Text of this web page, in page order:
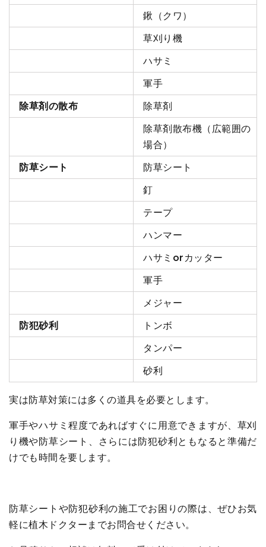
鍬（クワ）
草刈り機
ハサミ
軍手
除草剤の散布
除草剤
除草剤散布機（広範囲の
場合）
防草シート
防草シート
釘
テープ
ハンマー
ハサミorカッター
軍手
メジャー
防犯砂利
トンボ
タンパー
砂利
実は防草対策には多くの道具を必要とします。
軍手やハサミ程度であればすぐに用意できますが、草刈
り機や防草シート、さらには防犯砂利ともなると準備だ
けでも時間を要します。
防草シートや防犯砂利の施工でお困りの際は、ぜひお気
軽に植木ドクターまでお問合せください。